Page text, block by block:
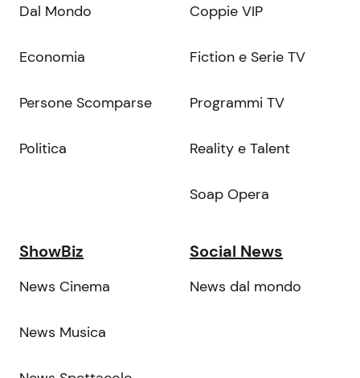
Dal Mondo
Economia
Persone Scomparse
Politica
Coppie VIP
Fiction e Serie TV
Programmi TV
Reality e Talent
Soap Opera
ShowBiz
News Cinema
News Musica
Social News
News dal mondo